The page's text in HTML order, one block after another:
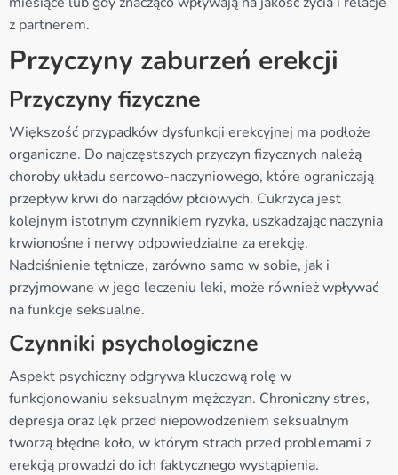
z partnerem.
Przyczyny zaburzeń erekcji
Przyczyny fizyczne
Większość przypadków dysfunkcji erekcyjnej ma podłoże
organiczne. Do najczęstszych przyczyn fizycznych należą
choroby układu sercowo-naczyniowego, które ograniczają
przepływ krwi do narządów płciowych. Cukrzyca jest
kolejnym istotnym czynnikiem ryzyka, uszkadzając naczynia
krwionośne i nerwy odpowiedzialne za erekcję.
Nadciśnienie tętnicze, zarówno samo w sobie, jak i
przyjmowane w jego leczeniu leki, może również wpływać
na funkcje seksualne.
Czynniki psychologiczne
Aspekt psychiczny odgrywa kluczową rolę w
funkcjonowaniu seksualnym mężczyzn. Chroniczny stres,
depresja oraz lęk przed niepowodzeniem seksualnym
tworzą błędne koło, w którym strach przed problemami z
erekcją prowadzi do ich faktycznego wystąpienia.